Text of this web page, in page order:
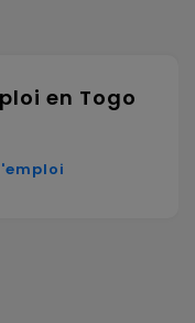
en Togo